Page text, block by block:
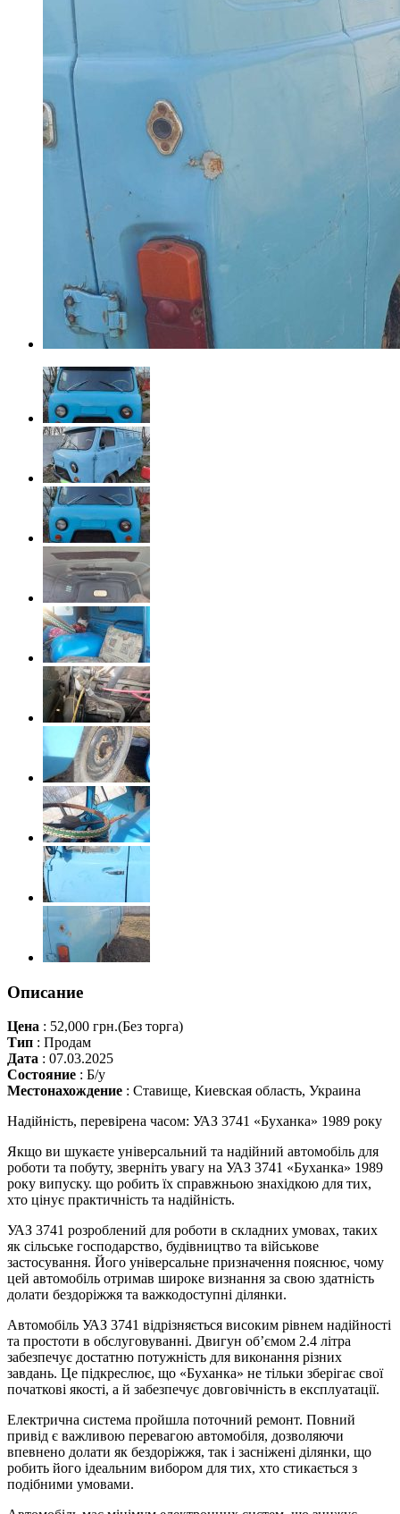
Описание
Цена : 52,000 грн.(Без торга)
Тип : Продам
Дата : 07.03.2025
Состояние : Б/у
Местонахождение : Ставище, Киевская область, Украина
Надійність, перевірена часом: УАЗ 3741 «Буханка» 1989 року
Якщо ви шукаєте універсальний та надійний автомобіль для
роботи та побуту, зверніть увагу на УАЗ 3741 «Буханка» 1989
року випуску. що робить їх справжньою знахідкою для тих,
хто цінує практичність та надійність.
УАЗ 3741 розроблений для роботи в складних умовах, таких
як сільське господарство, будівництво та військове
застосування. Його універсальне призначення пояснює, чому
цей автомобіль отримав широке визнання за свою здатність
долати бездоріжжя та важкодоступні ділянки.
Автомобіль УАЗ 3741 відрізняється високим рівнем надійності
та простоти в обслуговуванні. Двигун об’ємом 2.4 літра
забезпечує достатню потужність для виконання різних
завдань. Це підкреслює, що «Буханка» не тільки зберігає свої
початкові якості, а й забезпечує довговічність в експлуатації.
Електрична система пройшла поточний ремонт. Повний
привід є важливою перевагою автомобіля, дозволяючи
впевнено долати як бездоріжжя, так і засніжені ділянки, що
робить його ідеальним вибором для тих, хто стикається з
подібними умовами.